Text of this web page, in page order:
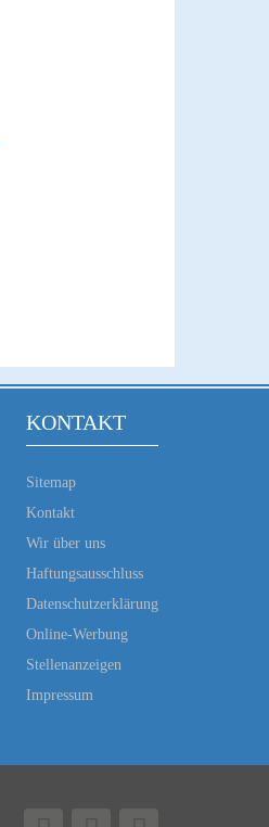
KONTAKT
Sitemap
Kontakt
Wir über uns
Haftungsausschluss
Datenschutzerklärung
Online-Werbung
Stellenanzeigen
Impressum